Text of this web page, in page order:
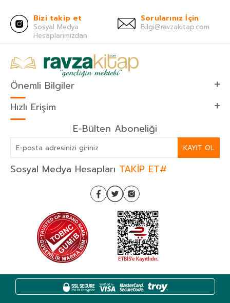
Bizi takip et
Sosyal Medya
Hesaplarımızdan
Sorularınız İçin
Bilgi@ravzakitap.com
Önemli Bilgiler
Hızlı Erişim
E-Bülten Aboneliği
KAYIT OL
Sosyal Medya Hesapları TAKİP ET#